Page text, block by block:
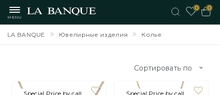
MENU
0
0
LA BANQUE Ювелирные изделия Колье
Сортировать по
Special Price by call Special Price by call